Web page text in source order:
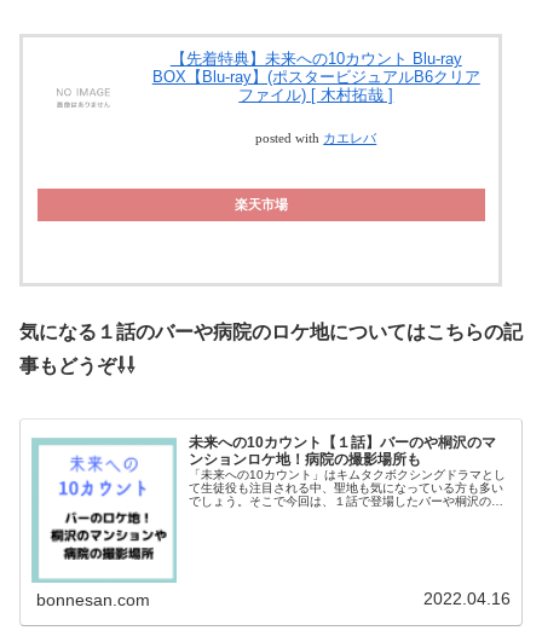
【先着特典】未来への10カウント Blu-ray
BOX【Blu-ray】(ポスタービジュアルB6クリア
ファイル) [ 木村拓哉 ]
posted with カエレバ
楽天市場
気になる１話のバーや病院のロケ地についてはこちらの記
事もどうぞ⇩⇩
未来への10カウント【１話】バーのや桐沢のマ
ンションロケ地！病院の撮影場所も
「未来への10カウント」はキムタクボクシングドラマとし
て生徒役も注目される中、聖地も気になっている方も多い
でしょう。そこで今回は、１話で登場したバーや桐沢のマ
bonnesan.com 2022.04.16